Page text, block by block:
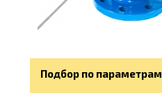
Подбор по параметрам